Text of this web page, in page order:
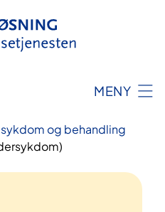
MENY
og behandling